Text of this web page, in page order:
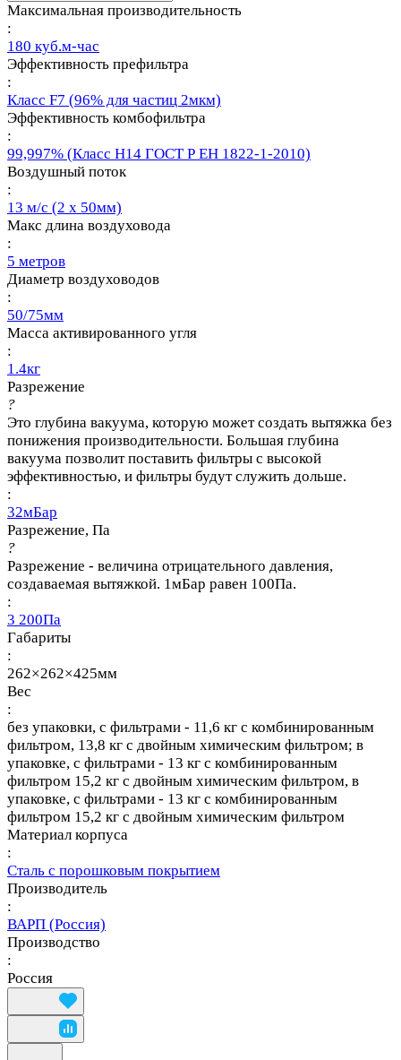
Максимальная производительность
:
180 куб.м-час
Эффективность префильтра
:
Класс F7 (96% для частиц 2мкм)
Эффективность комбофильтра
:
99,997% (Класс Н14 ГОСТ Р ЕН 1822-1-2010)
Воздушный поток
:
13 м/с (2 х 50мм)
Макс длина воздуховода
:
5 метров
Диаметр воздуховодов
:
50/75мм
Масса активированного угля
:
1.4кг
Разрежение
?
Это глубина вакуума, которую может создать вытяжка без
понижения производительности. Большая глубина
вакуума позволит поставить фильтры с высокой
эффективностью, и фильтры будут служить дольше.
:
32мБар
Разрежение, Па
?
Разрежение - величина отрицательного давления,
создаваемая вытяжкой. 1мБар равен 100Па.
:
3 200Па
Габариты
:
262×262×425мм
Вес
:
без упаковки, с фильтрами - 11,6 кг с комбинированным
фильтром, 13,8 кг с двойным химическим фильтром; в
упаковке, с фильтрами - 13 кг с комбинированным
фильтром 15,2 кг с двойным химическим фильтром, в
упаковке, с фильтрами - 13 кг с комбинированным
фильтром 15,2 кг с двойным химическим фильтром
Материал корпуса
:
Сталь с порошковым покрытием
Производитель
:
ВАРП (Россия)
Производство
:
Россия